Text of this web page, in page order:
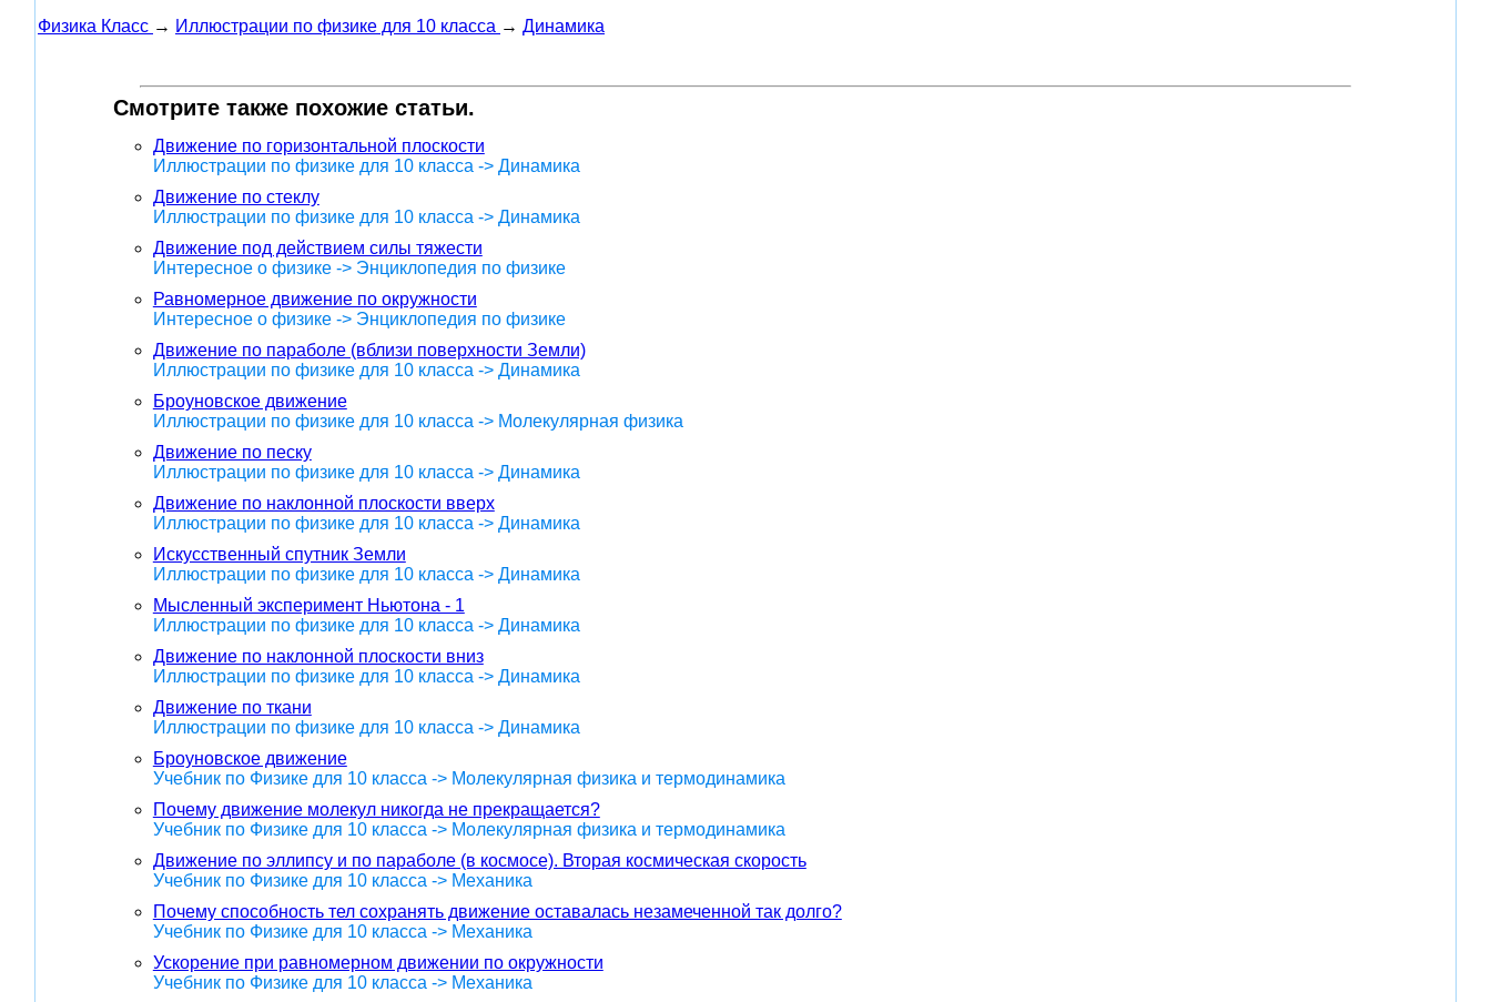
Физика Класс → Иллюстрации по физике для 10 класса → Динамика
Смотрите также похожие статьи.
Движение по горизонтальной плоскости
Иллюстрации по физике для 10 класса -> Динамика
Движение по стеклу
Иллюстрации по физике для 10 класса -> Динамика
Движение под действием силы тяжести
Интересное о физике -> Энциклопедия по физике
Равномерное движение по окружности
Интересное о физике -> Энциклопедия по физике
Движение по параболе (вблизи поверхности Земли)
Иллюстрации по физике для 10 класса -> Динамика
Броуновское движение
Иллюстрации по физике для 10 класса -> Молекулярная физика
Движение по песку
Иллюстрации по физике для 10 класса -> Динамика
Движение по наклонной плоскости вверх
Иллюстрации по физике для 10 класса -> Динамика
Искусственный спутник Земли
Иллюстрации по физике для 10 класса -> Динамика
Мысленный эксперимент Ньютона - 1
Иллюстрации по физике для 10 класса -> Динамика
Движение по наклонной плоскости вниз
Иллюстрации по физике для 10 класса -> Динамика
Движение по ткани
Иллюстрации по физике для 10 класса -> Динамика
Броуновское движение
Учебник по Физике для 10 класса -> Молекулярная физика и термодинамика
Почему движение молекул никогда не прекращается?
Учебник по Физике для 10 класса -> Молекулярная физика и термодинамика
Движение по эллипсу и по параболе (в космосе). Вторая космическая скорость
Учебник по Физике для 10 класса -> Механика
Почему способность тел сохранять движение оставалась незамеченной так долго?
Учебник по Физике для 10 класса -> Механика
Ускорение при равномерном движении по окружности
Учебник по Физике для 10 класса -> Механика